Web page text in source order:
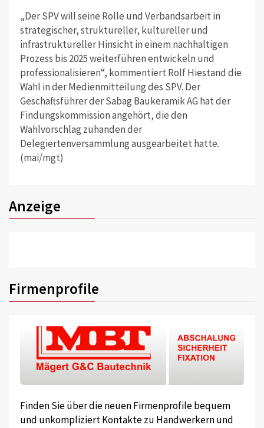
„Der SPV will seine Rolle und Verbandsarbeit in
strategischer, struktureller, kultureller und
infrastruktureller Hinsicht in einem nachhaltigen
Prozess bis 2025 weiterführen entwickeln und
professionalisieren“, kommentiert Rolf Hiestand die
Wahl in der Medienmitteilung des SPV. Der
Geschäftsführer der Sabag Baukeramik AG hat der
Findungskommission angehört, die den
Wahlvorschlag zuhanden der
Delegiertenversammlung ausgearbeitet hatte.
(mai/mgt)
Anzeige
Firmenprofile
Finden Sie über die neuen Firmenprofile bequem
und unkompliziert Kontakte zu Handwerkern und